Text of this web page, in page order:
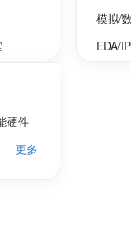
模拟/
EDA/
硬件
更多